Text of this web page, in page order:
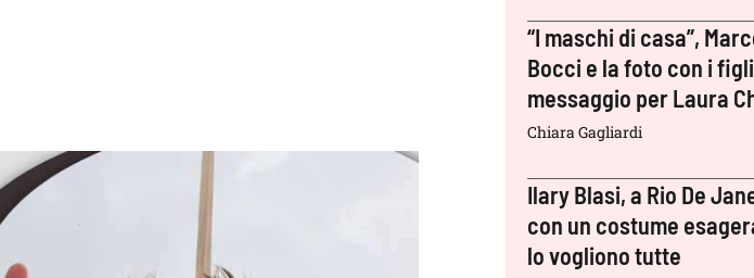
“I maschi di casa”,
Bocci e la foto con i
messaggio per Laura
Chiara Gagliardi
Ilary Blasi, a Rio De
con un costume
lo vogliono tutte